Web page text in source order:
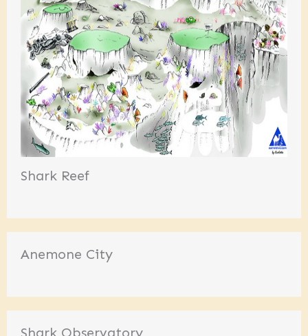
Shark Reef
Anemone City